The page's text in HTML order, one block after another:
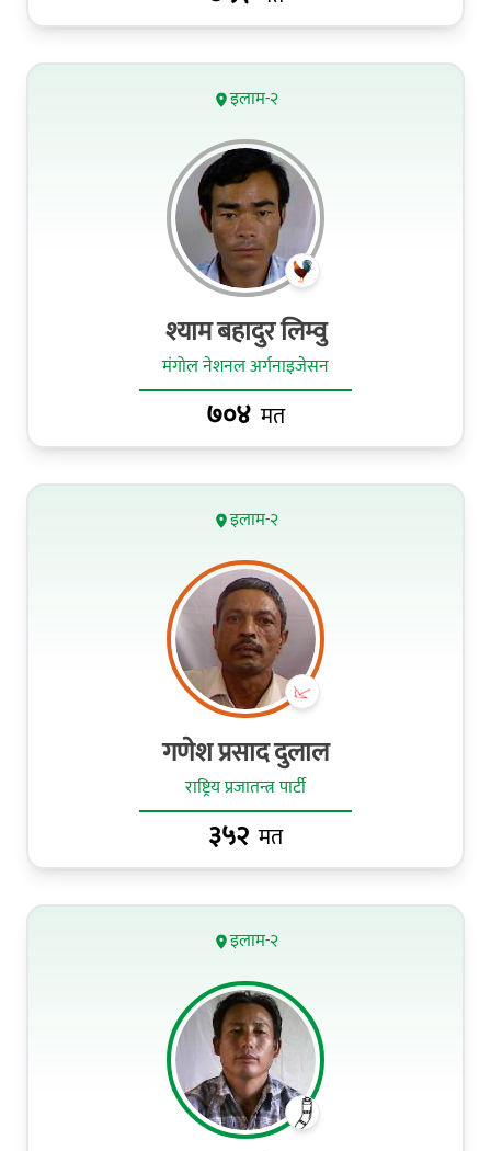
इलाम-२
श्याम बहादुर लिम्वु
मंगोल नेशनल अर्गनाइजेसन
७०४ मत
इलाम-२
गणेश प्रसाद दुलाल
राष्ट्रिय प्रजातन्त्र पार्टी
३५२ मत
इलाम-२